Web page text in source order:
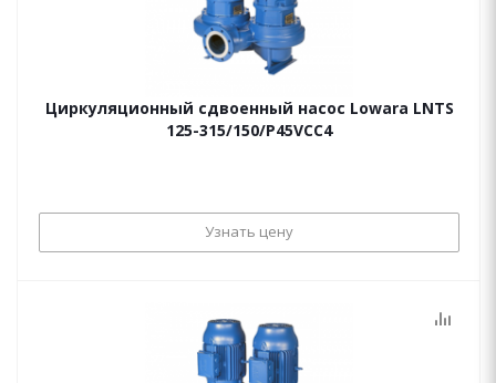
Циркуляционный сдвоенный насос Lowara LNTS
125-315/150/P45VCC4
Узнать цену